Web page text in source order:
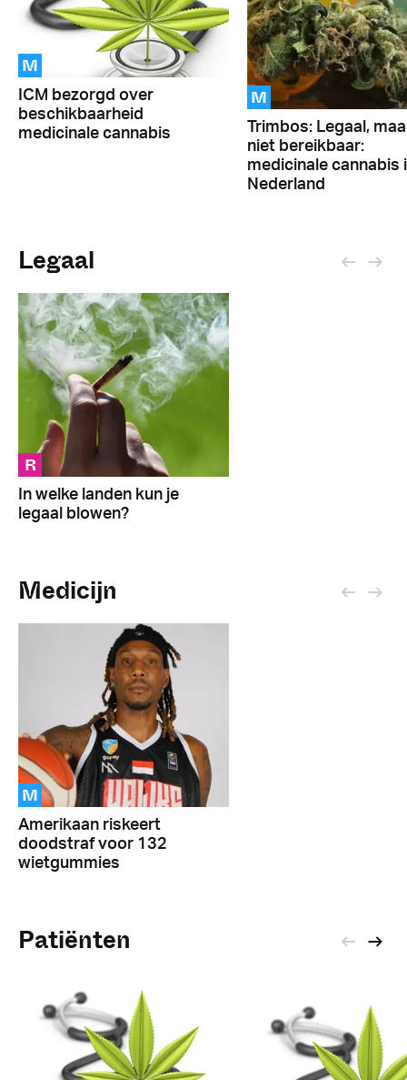
M
ICM bezorgd over
beschikbaarheid
medicinale cannabis
M
Trimbos: Legaal,
niet bereikbaar:
medicinale cannabis
Nederland
Legaal
R
In welke landen kun je
legaal blowen?
Medicijn
M
Amerikaan riskeert
doodstraf voor 132
wietgummies
Patiënten